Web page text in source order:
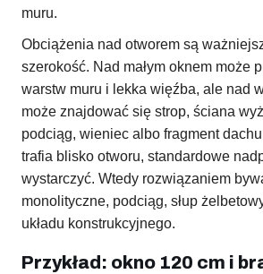
muru.
Obciążenia nad otworem są
szerokość. Nad małym oknem może
warstw muru i lekka więźba, ale nad
może znajdować się strop, ściana
podciąg, wieniec albo fragment
trafia blisko otworu, standardowe
wystarczyć. Wtedy rozwiązaniem
monolityczne, podciąg, słup
układu konstrukcyjnego.
Przykład: okno 120 cm i